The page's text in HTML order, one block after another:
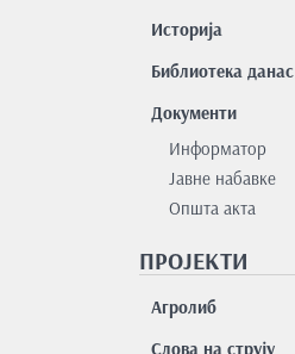
Историја
Библиотека данас
Документи
Информатор
Јавне набавке
Општа акта
ПРОЈЕКТИ
Агролиб